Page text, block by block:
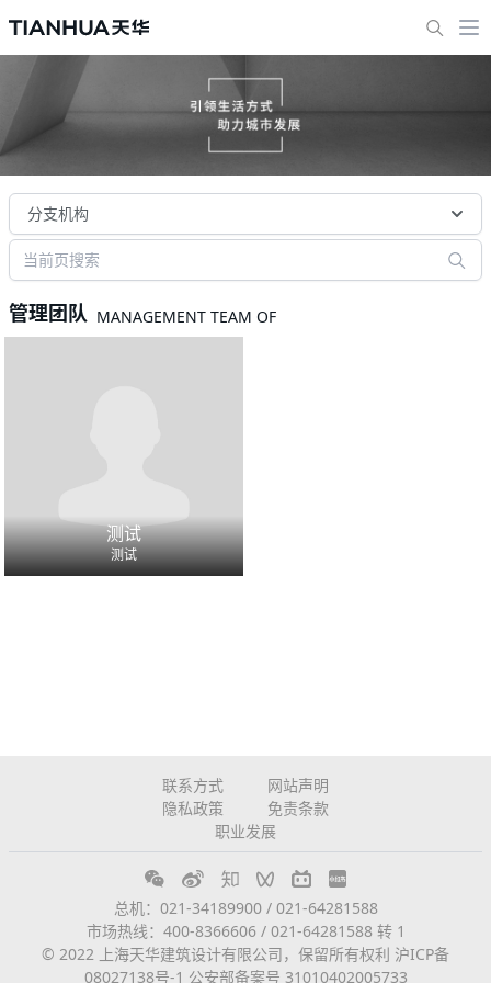
分支机构
管理团队 MANAGEMENT TEAM OF
测试
测试
联系方式
网站声明
隐私政策
免责条款
职业发展
总机：021-34189900 / 021-64281588
市场热线：400-8366606 / 021-64281588 转 1
© 2022 上海天华建筑设计有限公司，保留所有权利 沪ICP备
08027138号-1 公安部备案号 31010402005733